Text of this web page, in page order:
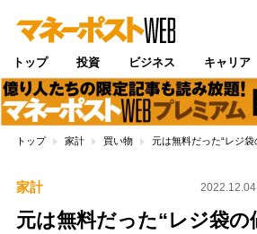
トップ 投資 ビジネス キャリア
トップ 家計 買い物 元は無料だった“レジ
家計
元は無料だった“レジ袋の